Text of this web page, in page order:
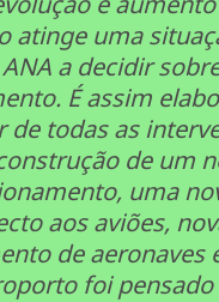
atinge uma
a decidir
É assim
todas as
de um
uma
aos aviões,
de aeronaves
foi